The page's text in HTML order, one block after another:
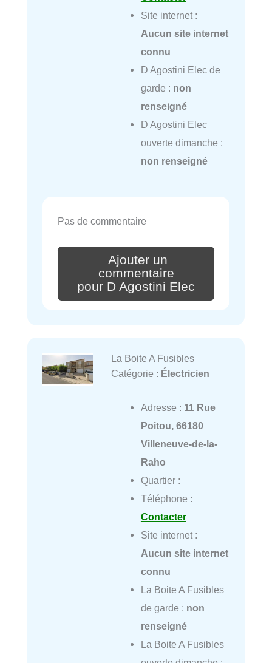
Site internet :
Aucun site internet
connu
D Agostini Elec de
garde : non
renseigné
D Agostini Elec
ouverte dimanche :
non renseigné
Pas de commentaire
Ajouter un
commentaire
pour D Agostini Elec
La Boite A Fusibles
Catégorie : Électricien
Adresse : 11 Rue
Poitou, 66180
Villeneuve-de-la-
Raho
Quartier :
Téléphone :
Contacter
Site internet :
Aucun site internet
connu
La Boite A Fusibles
de garde : non
renseigné
La Boite A Fusibles